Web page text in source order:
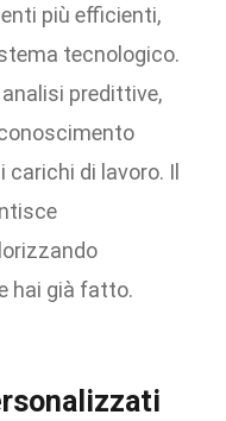
più efficienti,
tecnologico.
predittive,
carichi di lavoro. Il
hai già fatto.